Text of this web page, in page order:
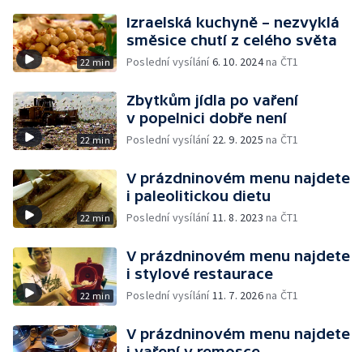
22 min
Izraelská kuchyně – nezvyklá
směsice chutí z celého světa
Poslední vysílání6. 10. 2024na ČT1
22 min
Zbytkům jídla po vaření
v popelnici dobře není
Poslední vysílání 22. 9. 2025 na ČT1
22 min
V prázdninovém menu najdete
i paleolitickou dietu
Poslední vysílání11. 8. 2023 na ČT1
22 min
V prázdninovém menu najdete
i stylové restaurace
Poslední vysílání11. 7. 2026na ČT1
V prázdninovém menu najdete